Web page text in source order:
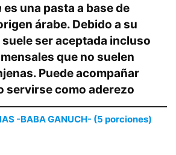
es una pasta a base de
árabe. Debido a su
ser aceptada incluso
que no suelen
Puede acompañar
servirse como aderezo
-BABA GANUCH- (5 porciones)